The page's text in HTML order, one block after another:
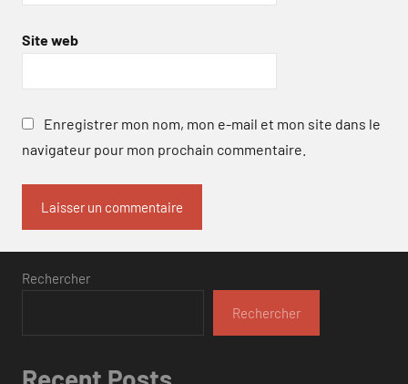
Site web
Enregistrer mon nom, mon e-mail et mon site dans le
navigateur pour mon prochain commentaire.
Rechercher
Rechercher